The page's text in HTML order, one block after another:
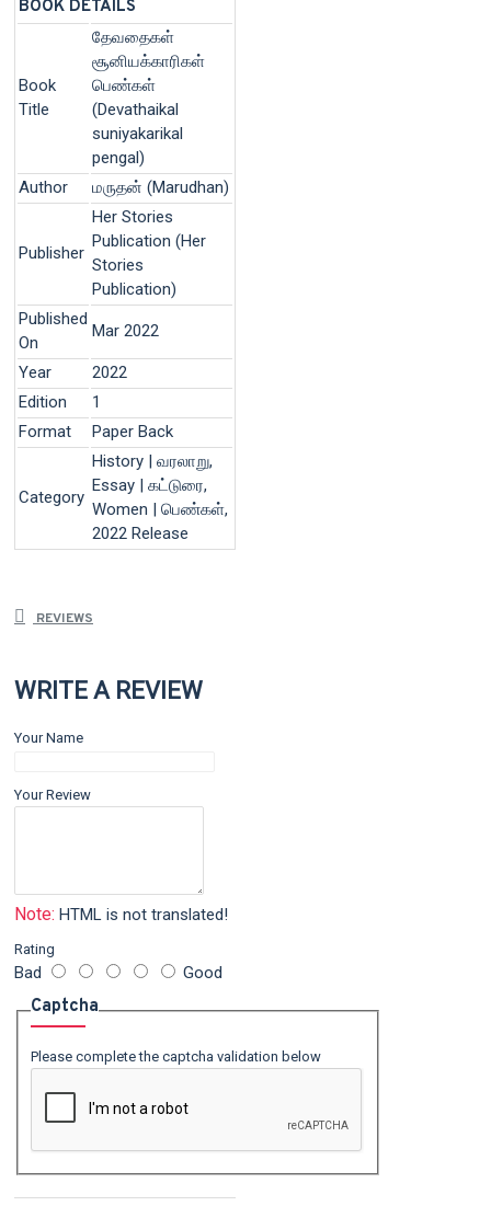
BOOK DETAILS
Book
Title
தேவதைகள்
சூனியக்காரிகள்
பெண்கள்
(Devathaikal
suniyakarikal
pengal)
Author
மருதன் (Marudhan)
Publisher
Her Stories
Publication (Her
Stories
Publication)
Published
On
Mar 2022
Year
2022
Edition
1
Format
Paper Back
Category
History | வரலாறு,
Essay | கட்டுரை,
Women | பெண்கள்,
2022 Release
REVIEWS
WRITE A REVIEW
Your Name
Your Review
Note: HTML is not translated!
Rating
Bad Good
Captcha
Please complete the captcha validation below